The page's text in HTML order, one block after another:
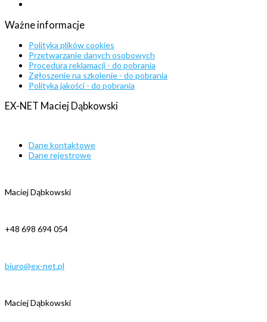
Ważne informacje
Polityka plików cookies
Przetwarzanie danych osobowych
Procedura reklamacji - do pobrania
Zgłoszenie na szkolenie - do pobrania
Polityka jakości - do pobrania
EX-NET Maciej Dąbkowski
Dane kontaktowe
Dane rejestrowe
Maciej Dąbkowski
+48 698 694 054
biuro@ex-net.pl
Maciej Dąbkowski